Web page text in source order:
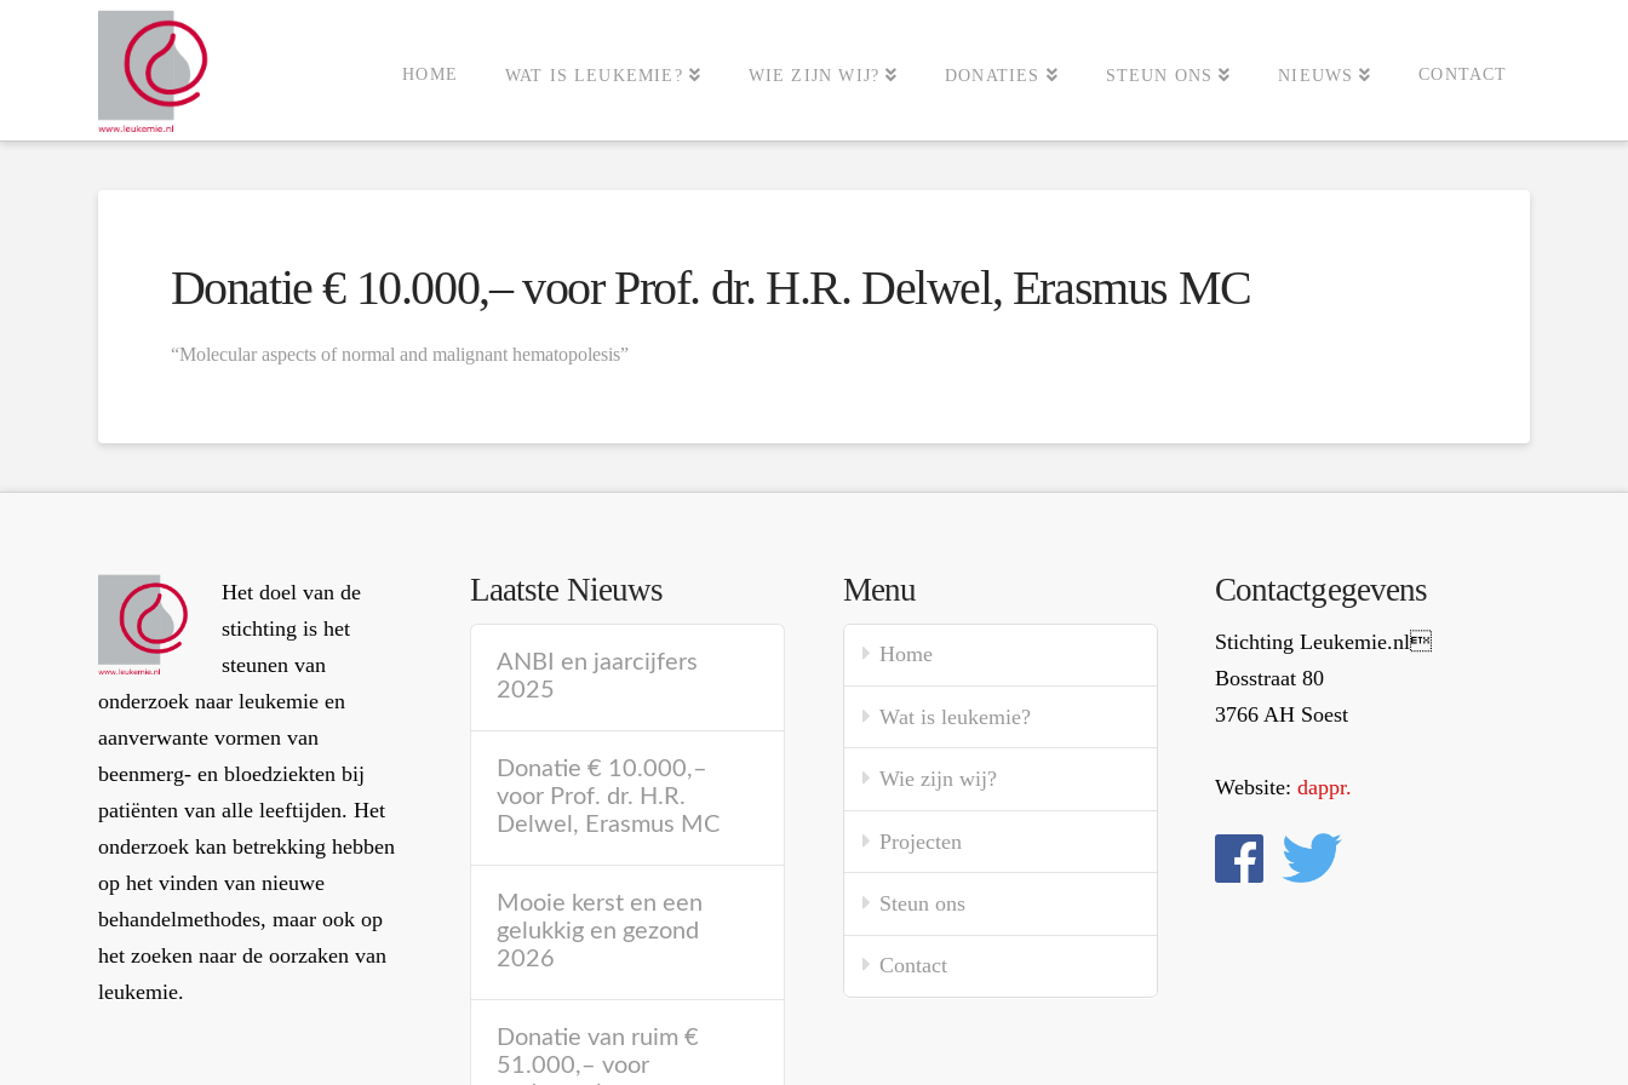
HOME WAT IS LEUKEMIE? WIE ZIJN WIJ? DONATIES STEUN ONS NIEUWS CONTACT
Donatie € 10.000,– voor Prof. dr. H.R. Delwel, Erasmus MC
“Molecular aspects of normal and malignant hematopolesis”
Het doel van de
stichting is het
steunen van
onderzoek naar leukemie en
aanverwante vormen van
beenmerg- en bloedziekten bij
patiënten van alle leeftijden. Het
onderzoek kan betrekking hebben
op het vinden van nieuwe
behandelmethodes, maar ook op
het zoeken naar de oorzaken van
leukemie.
Laatste Nieuws
ANBI en jaarcijfers
2025
Donatie € 10.000,–
voor Prof. dr. H.R.
Delwel, Erasmus MC
Mooie kerst en een
gelukkig en gezond
2026
Donatie van ruim €
51.000,– voor
Menu
Home
Wat is leukemie?
Wie zijn wij?
Projecten
Steun ons
Contact
Contactgegevens
Stichting Leukemie.nl
Bosstraat 80
3766 AH Soest
Website:dappr.